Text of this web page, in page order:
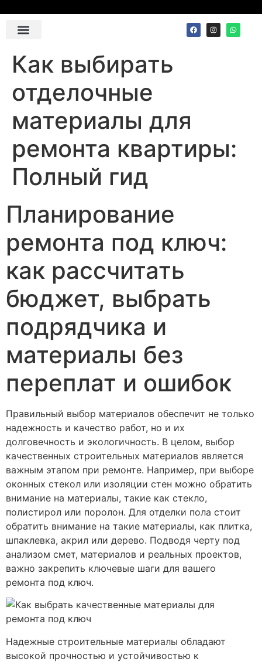
Как выбирать
отделочные
материалы для
ремонта квартиры:
Полный гид
Планирование
ремонта под ключ:
как рассчитать
бюджет, выбрать
подрядчика и
материалы без
переплат и ошибок
Правильный выбор материалов обеспечит не только
надежность и качество работ, но и их
долговечность и экологичность. В целом, выбор
качественных строительных материалов является
важным этапом при ремонте. Например, при выборе
оконных стекол или изоляции стен можно обратить
внимание на материалы, такие как стекло,
полистирол или поролон. Для отделки пола стоит
обратить внимание на такие материалы, как плитка,
шпаклевка, акрил или дерево. Подводя черту под
анализом смет, материалов и реальных проектов,
важно закрепить ключевые шаги для вашего
ремонта под ключ.
Надежные строительные материалы обладают
высокой прочностью и устойчивостью к